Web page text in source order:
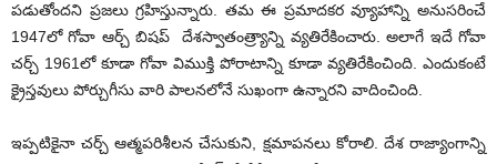
పడుతోందని ప్రజలు గ్రహిస్తున్నారు. తమ ఈ ప్రమాదకర వ్యూహాన్ని అనుసరించే
1947లో గోవా ఆర్చ్ బిషప్ దేశస్వాతంత్ర్యాన్ని వ్యతిరేకించారు. అలాగే ఇదే గోవా
చర్చ్ 1961లో కూడా గోవా విముక్తి పోరాటాన్ని కూడా వ్యతిరేకించింది. ఎందుకంటే
క్రైస్తవులు పోర్చుగీసు వారి పాలనలోనే సుఖంగా ఉన్నారని వాదించింది.
ఇప్పటికైనా చర్చ్ ఆత్మపరిశీలన చేసుకుని, క్షమాపనలు కోరాలి. దేశ రాజ్యాంగాన్ని